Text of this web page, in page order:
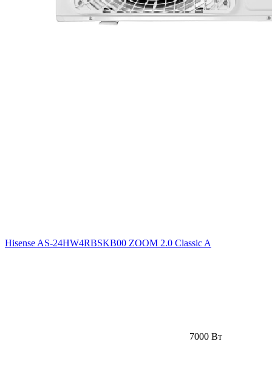
Hisense AS-24HW4RBSKB00 ZOOM 2.0 Classic A
7000 Вт